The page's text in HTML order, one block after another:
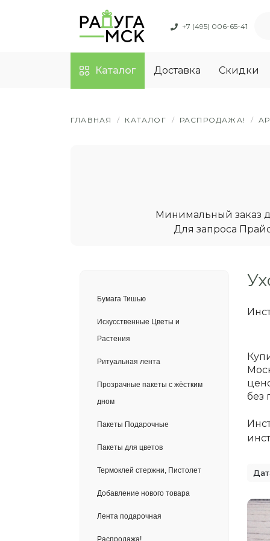
+7 (495) 006-65-41
Каталог Доставка Скидки
ГЛАВНАЯ / КАТАЛОГ / РАСПРОДАЖА! /
Минимальный заказ
Для запроса
Бумага Тишью
Искусственные Цветы и
Растения
Ритуальная лента
Прозрачные пакеты с жёстким
дном
Пакеты Подарочные
Пакеты для цветов
Термоклей стержни, Пистолет
Добавление нового товара
Лента подарочная
Распродажа!
без